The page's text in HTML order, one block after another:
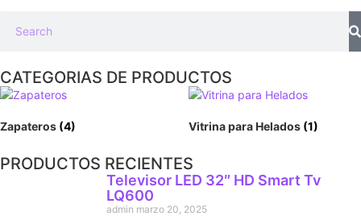
CATEGORIAS DE PRODUCTOS
Zapateros (4) Vitrina para Helados (1)
PRODUCTOS RECIENTES
Televisor LED 32″ HD Smart Tv
LQ600
admin marzo 20, 2025